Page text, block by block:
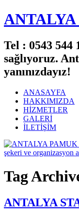
Tel : 0543
sağlıyoruz.
yanınızdayız!
ANASAYFA
HAKKIMIZDA
HİZMETLER
GALERİ
İLETİŞİM
Tag
ANTALYA